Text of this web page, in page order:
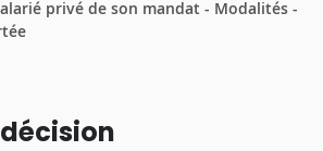
privé de son mandat - Modalités -
décision